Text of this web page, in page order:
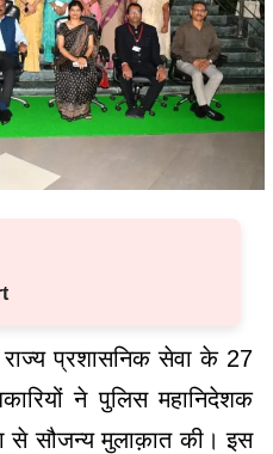
प्रशासनिक सेवा के 27
ने पुलिस महानिदेशक
से सौजन्य मुलाक़ात की। इस